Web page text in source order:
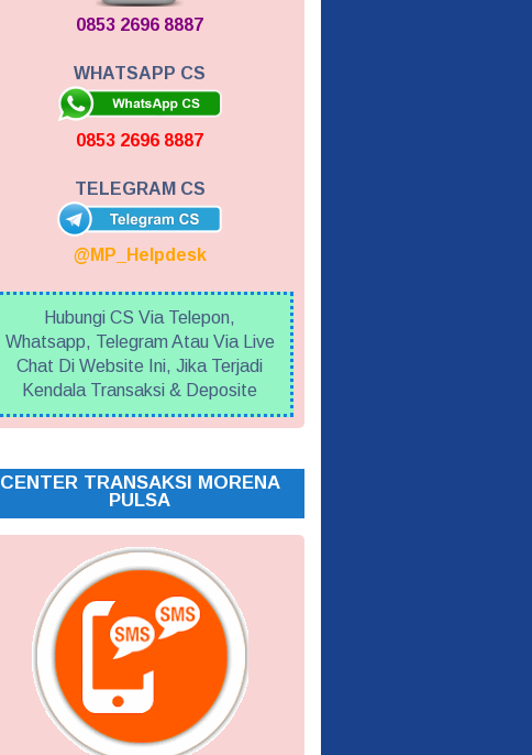
0853 2696 8887
WHATSAPP CS
0853 2696 8887
TELEGRAM CS
@MP_Helpdesk
Hubungi CS Via Telepon,
Whatsapp, Telegram Atau Via Live
Chat Di Website Ini, Jika Terjadi
Kendala Transaksi & Deposite
CENTER TRANSAKSI MORENA
PULSA